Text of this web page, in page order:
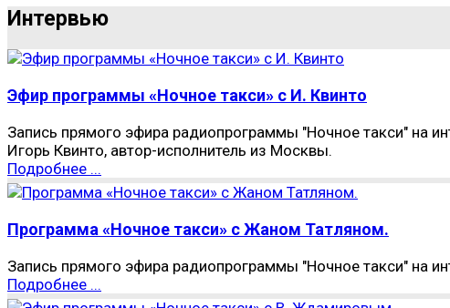
Интервью
Эфир программы «Ночное такси» с И. Квинто
Запись прямого эфира радиопрограммы "Ночное такси" на
Игорь Квинто, автор-исполнитель из Москвы.
Подробнее ...
Программа «Ночное такси» с Жаном Татляном.
Запись прямого эфира радиопрограммы "Ночное такси" на
Подробнее ...